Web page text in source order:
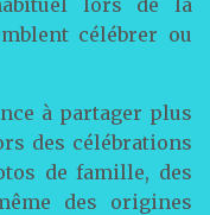
célébrer ou
à partager plus
des célébrations
de famille, des
des origines